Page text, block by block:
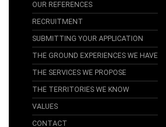
OUR REFERENCES
RECRUITMENT
SUBMITTING YOUR APPLICATION
THE GROUND EXPERIENCES WE HAVE
THE SERVICES WE PROPOSE
THE TERRITORIES WE KNOW
VALUES
CONTACT